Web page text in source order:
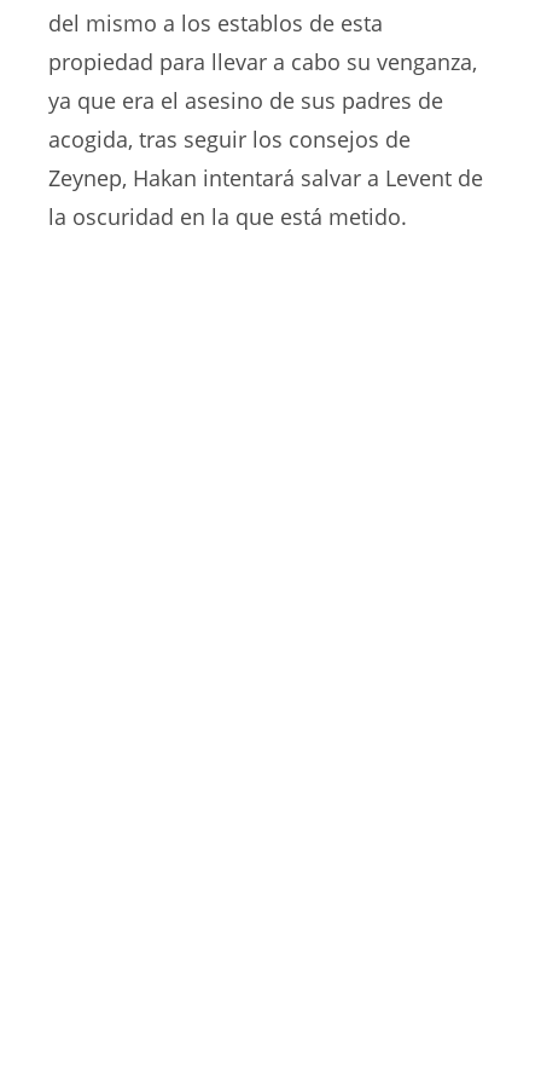
del mismo a los establos de esta
propiedad para llevar a cabo su venganza,
ya que era el asesino de sus padres de
acogida, tras seguir los consejos de
Zeynep, Hakan intentará salvar a Levent de
la oscuridad en la que está metido.